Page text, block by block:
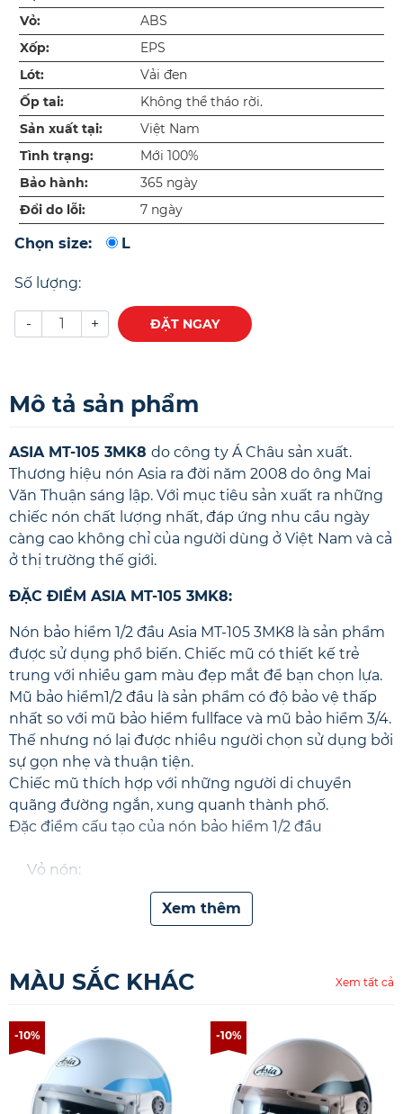
Vỏ:
ABS
Xốp:
EPS
Lót:
Vải đen
Ốp tai:
Không thể tháo rời.
Sản xuất tại:
Việt Nam
Tình trạng:
Mới 100%
Bảo hành:
365 ngày
Đổi do lỗi:
7 ngày
Chọn size: L
Số lượng:
- + ĐẶT NGAY
Mô tả sản phẩm
ASIA MT-105 3MK8 do công ty Á Châu sản xuất.
Thương hiệu nón Asia ra đời năm 2008 do ông Mai
Văn Thuận sáng lập. Với mục tiêu sản xuất ra những
chiếc nón chất lượng nhất, đáp ứng nhu cầu ngày
càng cao không chỉ của người dùng ở Việt Nam và cả
ở thị trường thế giới.
ĐẶC ĐIỂM ASIA MT-105 3MK8:
Nón bảo hiểm 1/2 đầu Asia MT-105 3MK8 là sản phẩm
được sử dụng phổ biến. Chiếc mũ có thiết kế trẻ
trung với nhiều gam màu đẹp mắt để bạn chọn lựa.
Mũ bảo hiểm1/2 đầu là sản phẩm có độ bảo vệ thấp
nhất so với mũ bảo hiểm fullface và mũ bảo hiểm 3/4.
Thế nhưng nó lại được nhiều người chọn sử dụng bởi
sự gọn nhẹ và thuận tiện.
Chiếc mũ thích hợp với những người di chuyển
quãng đường ngắn, xung quanh thành phố.
Đặc điểm cấu tạo của nón bảo hiểm 1/2 đầu
Vỏ nón:
Được sản xuất từ 100% nhựa ABS và nung trong
nhiệt độ cao để kết thành phôi.
cản trở tổn thương trực tiếp và bảo vệ an toàn
cho người sử dụng.
Ruột nón: Quai nón và các phần khác
Bộ phận ruột nón được làm từ hạt xốp EPS,
cũng tạo cảm giác êm mềm cho người sử dụng.
Các hạt xốp được cho vào một khuôn của máy
Xem thêm
MÀU SẮC KHÁC Xem tất cả
-10% -10%